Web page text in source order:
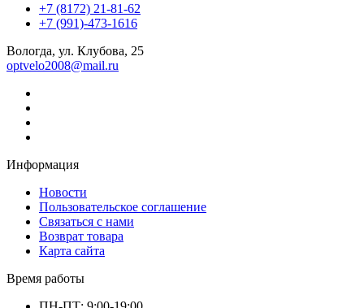
+7 (8172) 21-81-62
+7 (991)-473-1616
Вологда, ул. Клубова, 25
optvelo2008@mail.ru
Информация
Новости
Пользовательское соглашение
Связаться с нами
Возврат товара
Карта сайта
Время работы